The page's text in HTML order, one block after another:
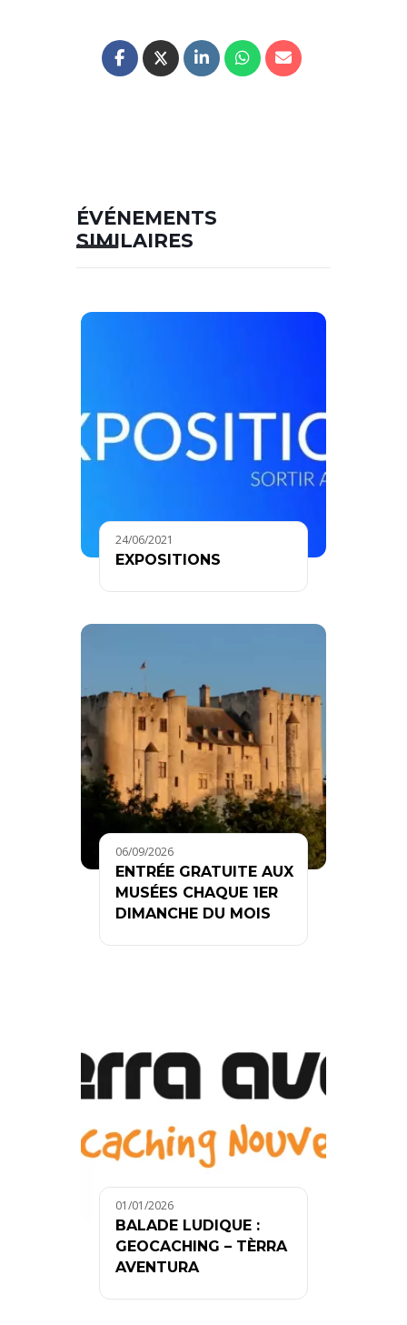
ÉVÉNEMENTS
SIMILAIRES
24/06/2021
EXPOSITIONS
06/09/2026
ENTRÉE GRATUITE AUX
MUSÉES CHAQUE 1ER
DIMANCHE DU MOIS
01/01/2026
BALADE LUDIQUE :
GEOCACHING – TÈRRA
AVENTURA